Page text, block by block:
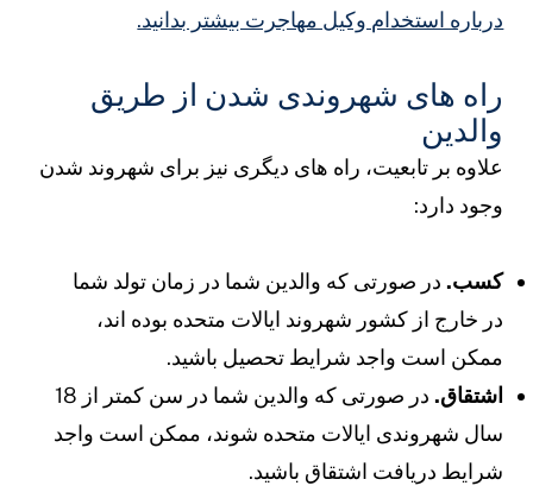
درباره استخدام وکیل مهاجرت بیشتر بدانید.
راه های شهروندی شدن از طریق
والدین
علاوه بر تابعیت، راه های دیگری نیز برای شهروند شدن
وجود دارد:
کسب.در صورتی که والدین شما در زمان تولد شما
در خارج از کشور شهروند ایالات متحده بوده اند،
ممکن است واجد شرایط تحصیل باشید.
اشتقاق.
در صورتی که والدین شما در سن کمتر از 18
سال شهروندی ایالات متحده شوند، ممکن است واجد
شرایط دریافت اشتقاق باشید.